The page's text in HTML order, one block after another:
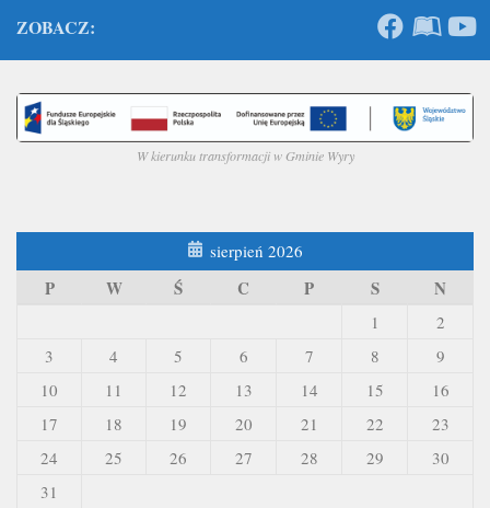
ZOBACZ:
W kierunku transformacji w Gminie Wyry
sierpień 2026
P W Ś C P S N
1
2
3
4 5 6 7 8
9
10
11 12 13 14 15
16
17
18 19 20 21 22
23
24
25 26 27 28 29
30
31